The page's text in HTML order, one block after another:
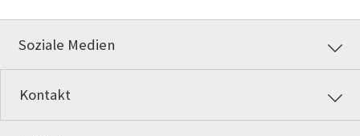
Soziale Medien
Kontakt